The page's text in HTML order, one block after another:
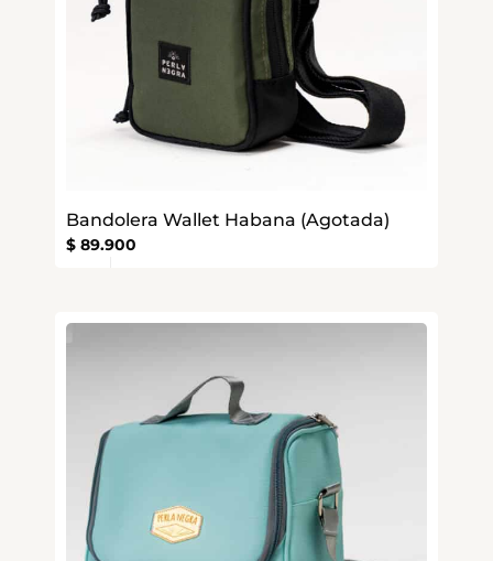
Bandolera Wallet Habana (Agotada)
$ 89.900